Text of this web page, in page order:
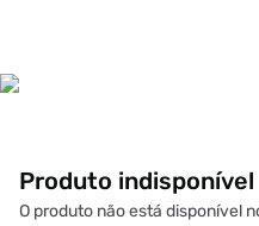
Produto indisponível
O produto não está disponível